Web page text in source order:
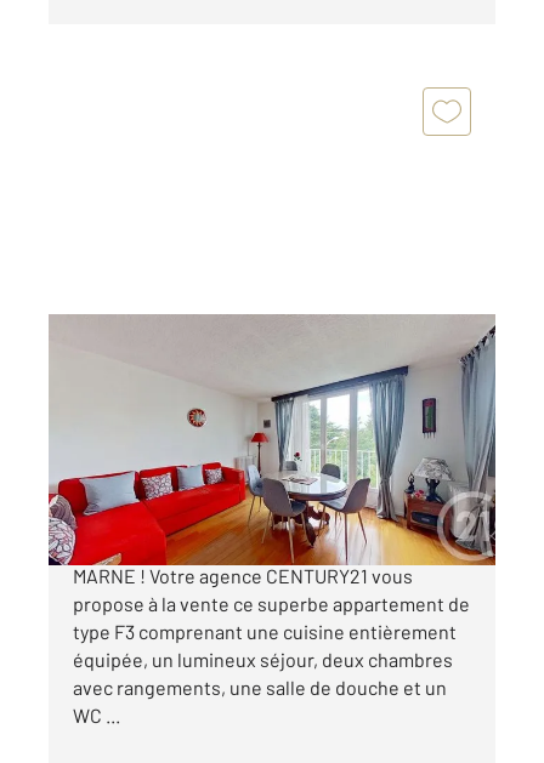
Appartement F3 à vendre
239 000 €
Appartement à vendre au PERREUX SUR
MARNE ! Votre agence CENTURY21 vous
propose à la vente ce superbe appartement de
type F3 comprenant une cuisine entièrement
équipée, un lumineux séjour, deux chambres
avec rangements, une salle de douche et un
WC ...